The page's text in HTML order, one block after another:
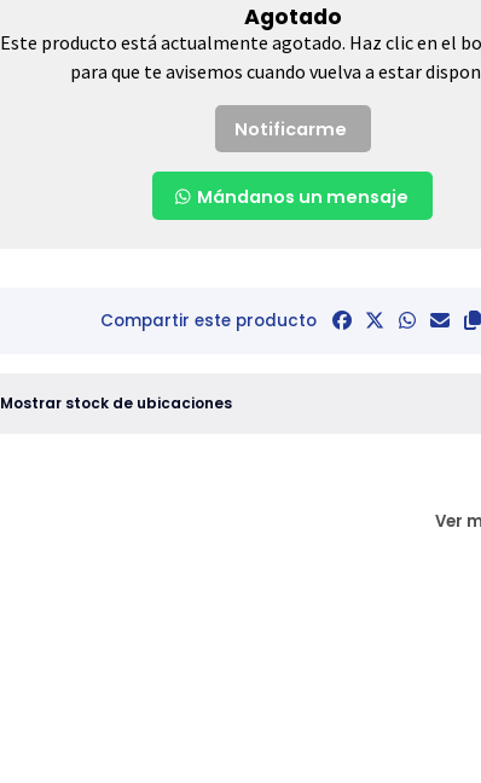
Agotado
Este producto está actualmente agotado. Haz clic en el
para que te avisemos cuando vuelva a estar
Notificarme
Mándanos un mensaje
Compartir este producto
Mostrar stock de ubicaciones
Ver